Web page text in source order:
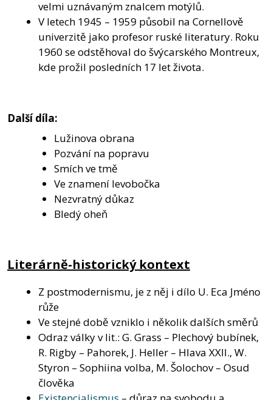
velmi uznávaným znalcem motýlů.
V letech 1945 – 1959 působil na Cornellově
univerzitě jako profesor ruské literatury. Roku
1960 se odstěhoval do švýcarského Montreux,
kde prožil posledních 17 let života.
Další díla:
Lužinova obrana
Pozvání na popravu
Smích ve tmě
Ve znamení levobočka
Nezvratný důkaz
Bledý oheň
Literárně-historický kontext
Z postmodernismu, je z něj i dílo U. Eca Jméno
růže
Ve stejné době vzniklo i několik dalších směrů
Odraz války v lit.: G. Grass – Plechový bubínek,
R. Rigby – Pahorek, J. Heller – Hlava XXII., W.
Styron – Sophiina volba, M. Šolochov – Osud
člověka